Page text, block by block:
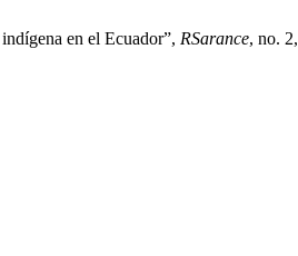
en el Ecuador”, RSarance, no.